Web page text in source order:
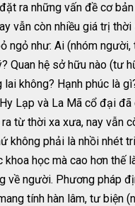
ra những vấn đề cơ
vẫn còn nhiều giá trị
ngỏ như: Ai (nhóm
Quan hệ sở hữu nào
không? Hạnh phúc là
Lạp và La Mã cổ đại
từ thời xa xưa, nay vẫn
không phải là nhồi nhét
học mà cao hơn
về người. Phương pháp
tính hàn lâm, tư